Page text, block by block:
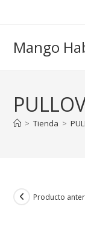
Mango
> Tienda >
Producto